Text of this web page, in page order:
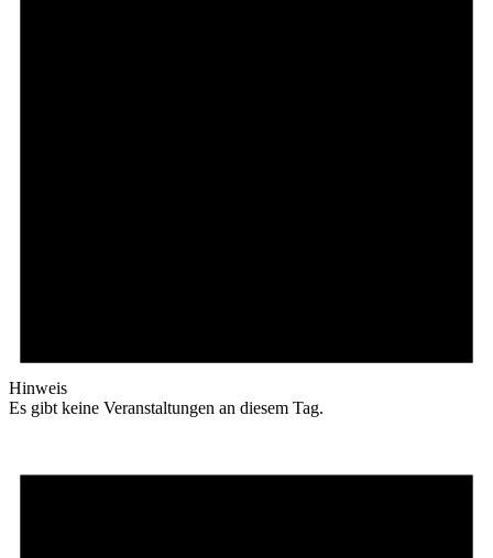
Hinweis
Es gibt keine Veranstaltungen an diesem Tag.